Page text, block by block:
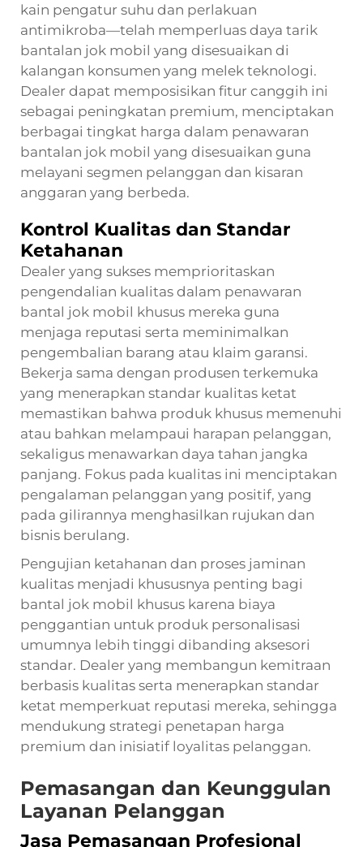
kain pengatur suhu dan perlakuan
antimikroba—telah memperluas daya tarik
bantalan jok mobil yang disesuaikan di
kalangan konsumen yang melek teknologi.
Dealer dapat memposisikan fitur canggih ini
sebagai peningkatan premium, menciptakan
berbagai tingkat harga dalam penawaran
bantalan jok mobil yang disesuaikan guna
melayani segmen pelanggan dan kisaran
anggaran yang berbeda.
Kontrol Kualitas dan Standar
Ketahanan
Dealer yang sukses memprioritaskan
pengendalian kualitas dalam penawaran
bantal jok mobil khusus mereka guna
menjaga reputasi serta meminimalkan
pengembalian barang atau klaim garansi.
Bekerja sama dengan produsen terkemuka
yang menerapkan standar kualitas ketat
memastikan bahwa produk khusus memenuhi
atau bahkan melampaui harapan pelanggan,
sekaligus menawarkan daya tahan jangka
panjang. Fokus pada kualitas ini menciptakan
pengalaman pelanggan yang positif, yang
pada gilirannya menghasilkan rujukan dan
bisnis berulang.
Pengujian ketahanan dan proses jaminan
kualitas menjadi khususnya penting bagi
bantal jok mobil khusus karena biaya
penggantian untuk produk personalisasi
umumnya lebih tinggi dibanding aksesori
standar. Dealer yang membangun kemitraan
berbasis kualitas serta menerapkan standar
ketat memperkuat reputasi mereka, sehingga
mendukung strategi penetapan harga
premium dan inisiatif loyalitas pelanggan.
Pemasangan dan Keunggulan
Layanan Pelanggan
Jasa Pemasangan Profesional